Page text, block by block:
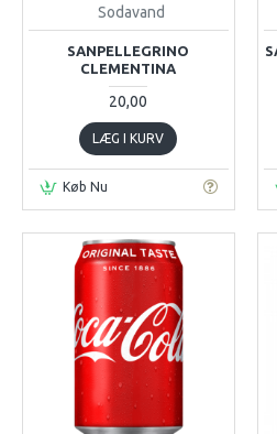
Sodavand
SANPELLEGRINO
CLEMENTINA
20,00
LÆG I KURV
Køb Nu